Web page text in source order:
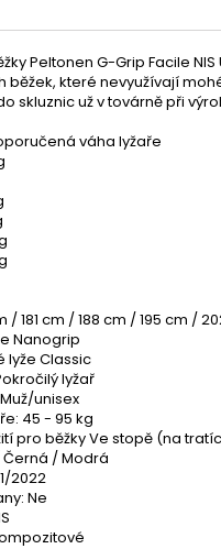
Peltonen G-Grip Facile
běžek, které nevyužívají
skluznic už v továrně při
váha lyžaře
/ 181 cm / 188 cm / 195 cm /
Nanogrip
lyže Classic
lyžař
unisex
45 - 95 kg
pro běžky Ve stopě (na
Černá / Modrá
2022
Ne